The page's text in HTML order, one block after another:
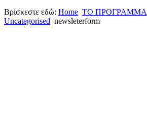
Βρίσκεστε εδώ: Home ΤΟ ΠΡΟΓΡΑΜΜΑ
Uncategorised newsleterform